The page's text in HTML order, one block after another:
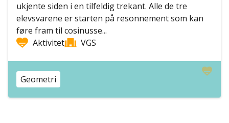
ukjente siden i en tilfeldig trekant. Alle de tre
elevsvarene er starten på resonnement som kan
føre fram til cosinusse...
Aktivitet
VGS
Geometri